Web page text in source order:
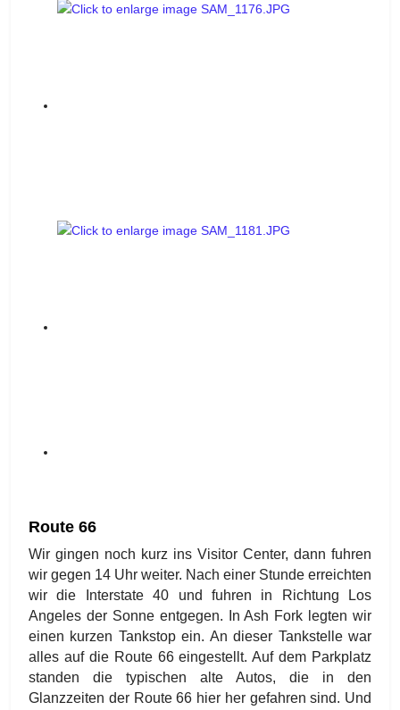
Route 66
Wir gingen noch kurz ins Visitor Center, dann fuhren
wir gegen 14 Uhr weiter. Nach einer Stunde erreichten
wir die Interstate 40 und fuhren in Richtung Los
Angeles der Sonne entgegen. In Ash Fork legten wir
einen kurzen Tankstop ein. An dieser Tankstelle war
alles auf die Route 66 eingestellt. Auf dem Parkplatz
standen die typischen alte Autos, die in den
Glanzzeiten der Route 66 hier her gefahren sind. Und